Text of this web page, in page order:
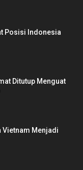
Posisi Indonesia
Ditutup Menguat
Vietnam Menjadi